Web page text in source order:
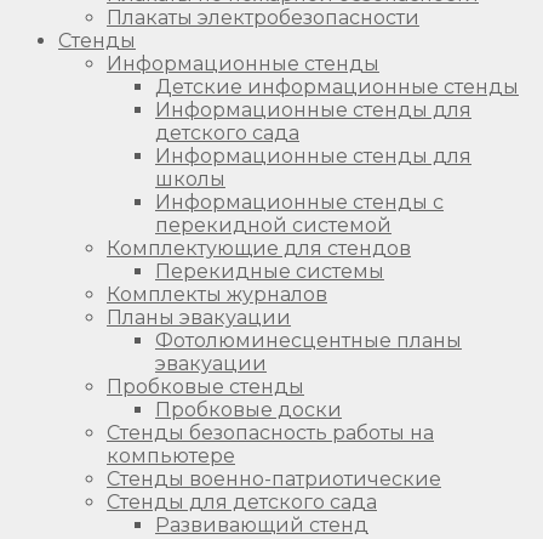
Плакаты электробезопасности
Стенды
Информационные стенды
Детские информационные стенды
Информационные стенды для
детского сада
Информационные стенды для
школы
Информационные стенды с
перекидной системой
Комплектующие для стендов
Перекидные системы
Комплекты журналов
Планы эвакуации
Фотолюминесцентные планы
эвакуации
Пробковые стенды
Пробковые доски
Стенды безопасность работы на
компьютере
Стенды военно-патриотические
Стенды для детского сада
Развивающий стенд